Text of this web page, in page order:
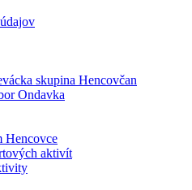
skupina Hencovčan
Ondavka
Hencovce
aktivít